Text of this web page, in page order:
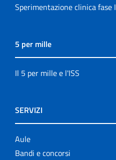
Sperimentazione clinica fase I
5 per mille
Il 5 per mille e l'ISS
SERVIZI
Aule
Bandi e concorsi